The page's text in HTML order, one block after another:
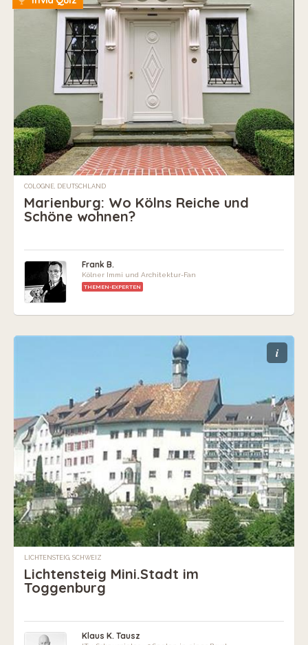
COLOGNE, DEUTSCHLAND
Marienburg: Wo Kölns Reiche und
Schöne wohnen?
Frank B.
Kölner Immi und Architektur-Fan
THEMEN-EXPERTEN
i
LICHTENSTEIG, SCHWEIZ
Lichtensteig Mini.Stadt im
Toggenburg
Klaus K. Tausz